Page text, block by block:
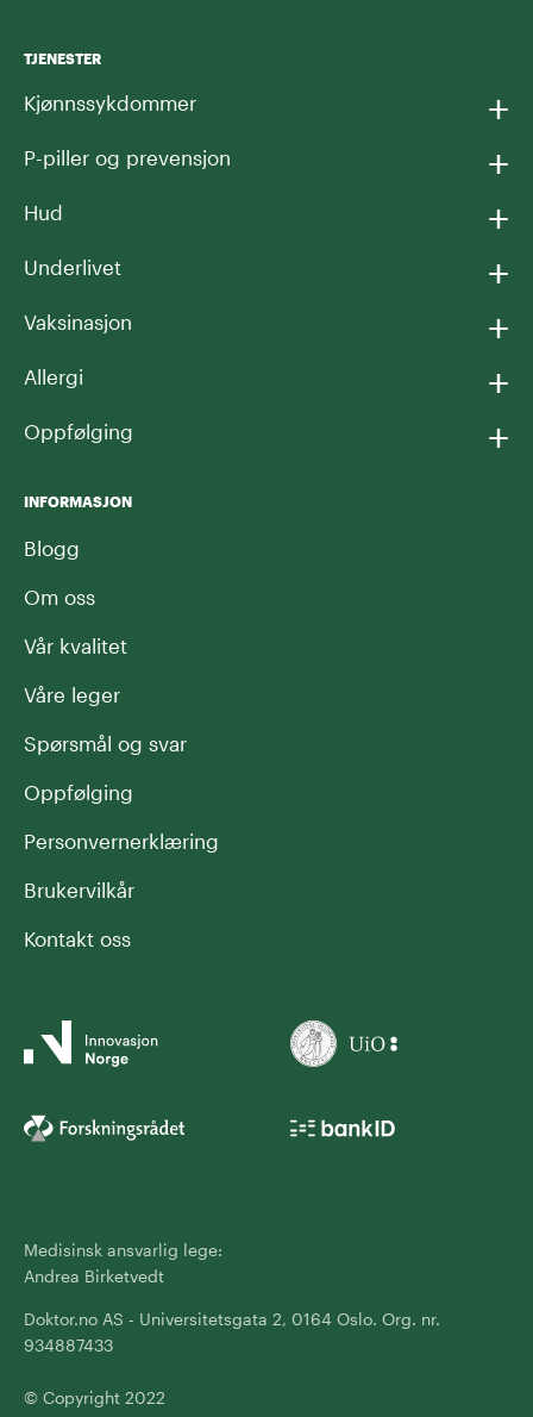
TJENESTER
Kjønnssykdommer +
P-piller og prevensjon +
Hud +
Underlivet +
Vaksinasjon +
Allergi +
Oppfølging +
INFORMASJON
Blogg
Om oss
Vår kvalitet
Våre leger
Spørsmål og svar
Oppfølging
Personvernerklæring
Brukervilkår
Kontakt oss
Medisinsk ansvarlig lege:
Andrea Birketvedt
Doktor.no AS - Universitetsgata 2, 0164 Oslo. Org. nr.
934887433
© Copyright 2022